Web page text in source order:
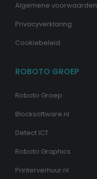
Algemene voorwaarden
Privacyverklaring
Cookiebeleid
ROBOTO GROEP
Roboto Groep
Blocksoftware.nl
Detect ICT
Roboto Graphics
Printerverhuur.nl